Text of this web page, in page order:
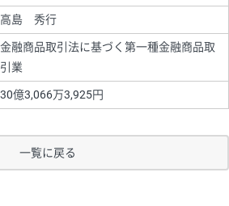
高島 秀行
金融商品取引法に基づく第一種金融商品取
引業
30億3,066万3,925円
一覧に戻る